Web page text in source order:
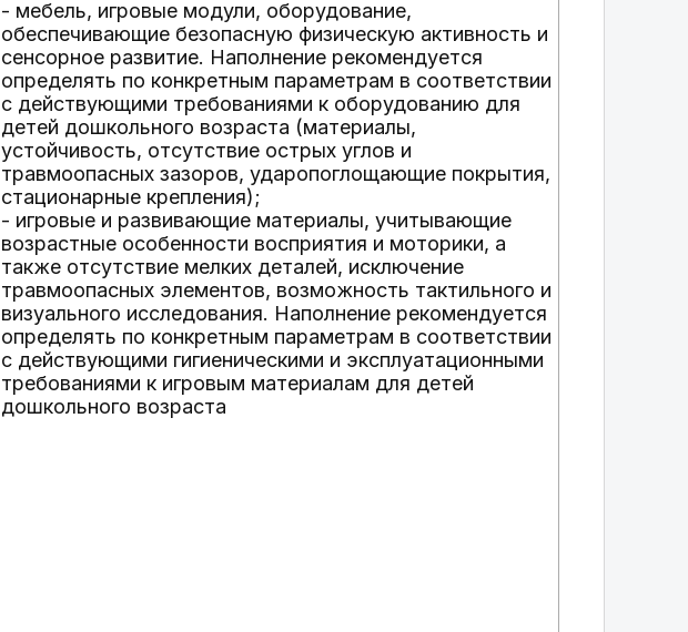
- мебель, игровые модули, оборудование,
обеспечивающие безопасную физическую активность и
сенсорное развитие. Наполнение рекомендуется
определять по конкретным параметрам в соответствии
с действующими требованиями к оборудованию для
детей дошкольного возраста (материалы,
устойчивость, отсутствие острых углов и
травмоопасных зазоров, ударопоглощающие покрытия,
стационарные крепления);
- игровые и развивающие материалы, учитывающие
возрастные особенности восприятия и моторики, а
также отсутствие мелких деталей, исключение
травмоопасных элементов, возможность тактильного и
визуального исследования. Наполнение рекомендуется
определять по конкретным параметрам в соответствии
с действующими гигиеническими и эксплуатационными
требованиями к игровым материалам для детей
дошкольного возраста